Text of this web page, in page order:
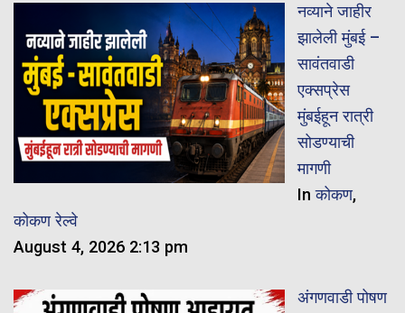
नव्याने जाहीर
झालेली मुंबई –
सावंतवाडी
एक्सप्रेस
मुंबईहून रात्री
सोडण्याची
मागणी
Inकोकण,
कोकण रेल्वे
August 4, 2026 2:13 pm
अंगणवाडी पोषण